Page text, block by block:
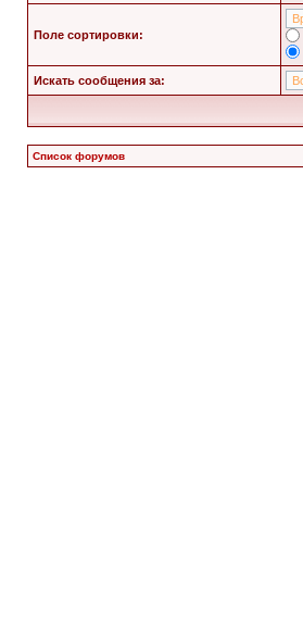
Поле сортировки:
Искать сообщения за:
Список форумов